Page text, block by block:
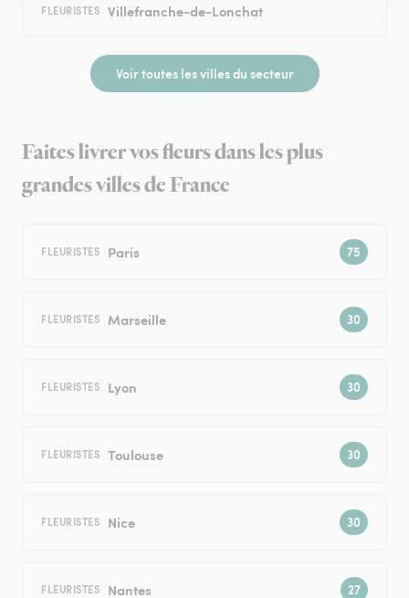
FLEURISTES Villefranche-de-Lonchat
Voir toutes les villes du secteur
Faites livrer vos fleurs dans les plus
grandes villes de France
FLEURISTES Paris
FLEURISTES Marseille
FLEURISTES Lyon
FLEURISTES Toulouse
FLEURISTES Nice
FLEURISTES Nantes